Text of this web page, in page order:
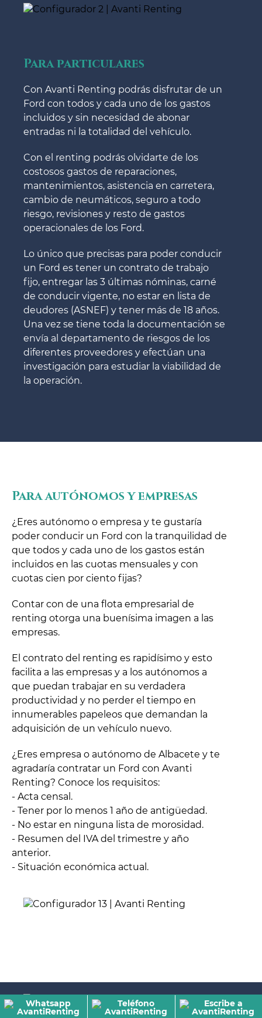
Para particulares
Con Avanti Renting podrás disfrutar de un
Ford con todos y cada uno de los gastos
incluidos y sin necesidad de abonar
entradas ni la totalidad del vehículo.
Con el renting podrás olvidarte de los
costosos gastos de reparaciones,
mantenimientos, asistencia en carretera,
cambio de neumáticos, seguro a todo
riesgo, revisiones y resto de gastos
operacionales de los Ford.
Lo único que precisas para poder conducir
un Ford es tener un contrato de trabajo
fijo, entregar las 3 últimas nóminas, carné
de conducir vigente, no estar en lista de
deudores (ASNEF) y tener más de 18 años.
Una vez se tiene toda la documentación se
envía al departamento de riesgos de los
diferentes proveedores y efectúan una
investigación para estudiar la viabilidad de
la operación.
Para autónomos y empresas
¿Eres autónomo o empresa y te gustaría
poder conducir un Ford con la tranquilidad de
que todos y cada uno de los gastos están
incluidos en las cuotas mensuales y con
cuotas cien por ciento fijas?
Contar con de una flota empresarial de
renting otorga una buenísima imagen a las
empresas.
El contrato del renting es rapidísimo y esto
facilita a las empresas y a los autónomos a
que puedan trabajar en su verdadera
productividad y no perder el tiempo en
innumerables papeleos que demandan la
adquisición de un vehículo nuevo.
¿Eres empresa o autónomo de Albacete y te
agradaría contratar un Ford con Avanti
Renting? Conoce los requisitos:
- Acta censal.
- Tener por lo menos 1 año de antigüedad.
- No estar en ninguna lista de morosidad.
- Resumen del IVA del trimestre y año
anterior.
- Situación económica actual.